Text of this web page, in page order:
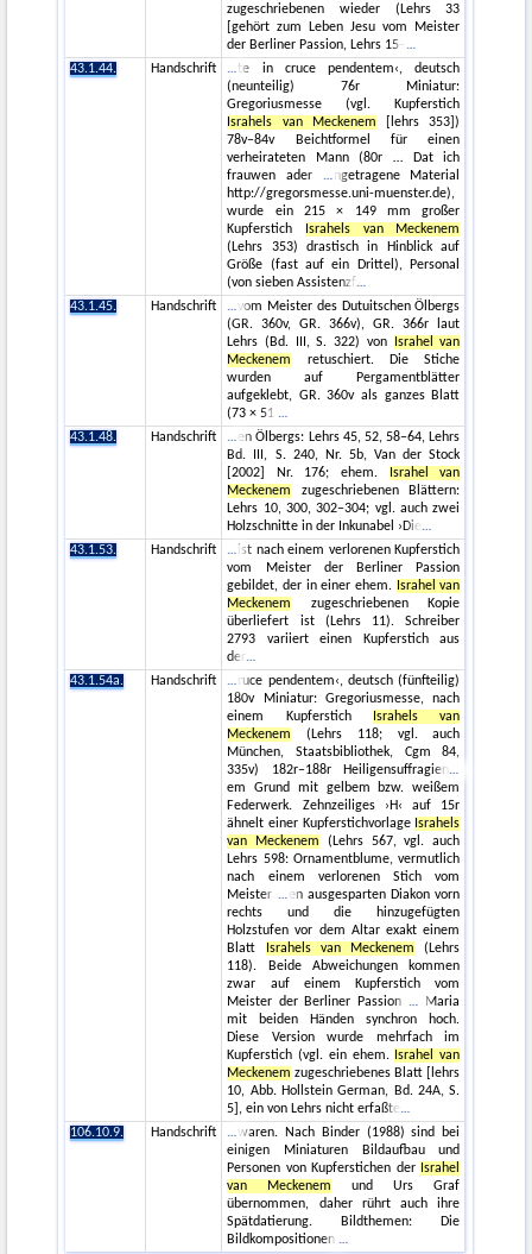
zugeschriebenen wieder (Lehrs 33
[gehört zum Leben Jesu vom Meister
der Berliner Passion, Lehrs 15–
43.1.44.
Handschrift
te in cruce pendentem‹, deutsch
(neunteilig) 76r Miniatur:
Gregoriusmesse (vgl. Kupferstich
Israhels van Meckenem [lehrs 353])
78v–84v Beichtformel für einen
verheirateten Mann (80r … Dat ich
frauwen ader
ngetragene Material
http://gregorsmesse.uni-muenster.de),
wurde ein 215 × 149 mm großer
Kupferstich
Israhels van Meckenem
(Lehrs 353) drastisch in Hinblick auf
Größe (fast auf ein Drittel), Personal
(von sieben Assistenzf
43.1.45.
Handschrift
vom Meister des Dutuitschen Ölbergs
(GR. 360v, GR. 366v), GR. 366r laut
Lehrs (Bd. III, S. 322) von
Israhel van
Meckenem
retuschiert. Die Stiche
wurden auf Pergamentblätter
aufgeklebt, GR. 360v als ganzes Blatt
(73 × 51
43.1.48.
Handschrift
en Ölbergs: Lehrs 45, 52, 58–64, Lehrs
Bd. III, S. 240, Nr. 5b, Van der Stock
[2002] Nr. 176; ehem.
Israhel van
Meckenem
zugeschriebenen Blättern:
Lehrs 10, 300, 302–304; vgl. auch zwei
Holzschnitte in der Inkunabel ›Die
43.1.53.
Handschrift
ist nach einem verlorenen Kupferstich
vom Meister der Berliner Passion
gebildet, der in einer ehem. Israhel van
Meckenem
zugeschriebenen Kopie
überliefert ist (Lehrs 11). Schreiber
2793 variiert einen Kupferstich aus
der
43.1.54a.
Handschrift
ruce pendentem‹, deutsch (fünfteilig)
180v Miniatur: Gregoriusmesse, nach
einem Kupferstich
Israhels van
Meckenem
(Lehrs 118; vgl. auch
München, Staatsbibliothek, Cgm 84,
335v) 182r–188r Heiligensuffragien
em Grund mit gelbem bzw. weißem
Federwerk. Zehnzeiliges ›H‹ auf 15r
ähnelt einer Kupferstichvorlage Israhels
van Meckenem (Lehrs 567, vgl. auch
Lehrs 598: Ornamentblume, vermutlich
nach einem verlorenen Stich vom
Meister
en ausgesparten Diakon vorn
rechts und die hinzugefügten
Holzstufen vor dem Altar exakt einem
Blatt
Israhels van Meckenem (Lehrs
118). Beide Abweichungen kommen
zwar auf einem Kupferstich vom
Meister der Berliner Passion
Maria
mit beiden Händen synchron hoch.
Diese Version wurde mehrfach im
Kupferstich (vgl. ein ehem. Israhel van
Meckenem zugeschriebenes Blatt [lehrs
10, Abb. Hollstein German, Bd. 24A, S.
5], ein von Lehrs nicht erfaßte
106.10.9.
Handschrift
waren. Nach Binder (1988) sind bei
einigen Miniaturen Bildaufbau und
Personen von Kupferstichen der Israhel
van Meckenem
und Urs Graf
übernommen, daher rührt auch ihre
Spätdatierung. Bildthemen: Die
Bildkompositionen